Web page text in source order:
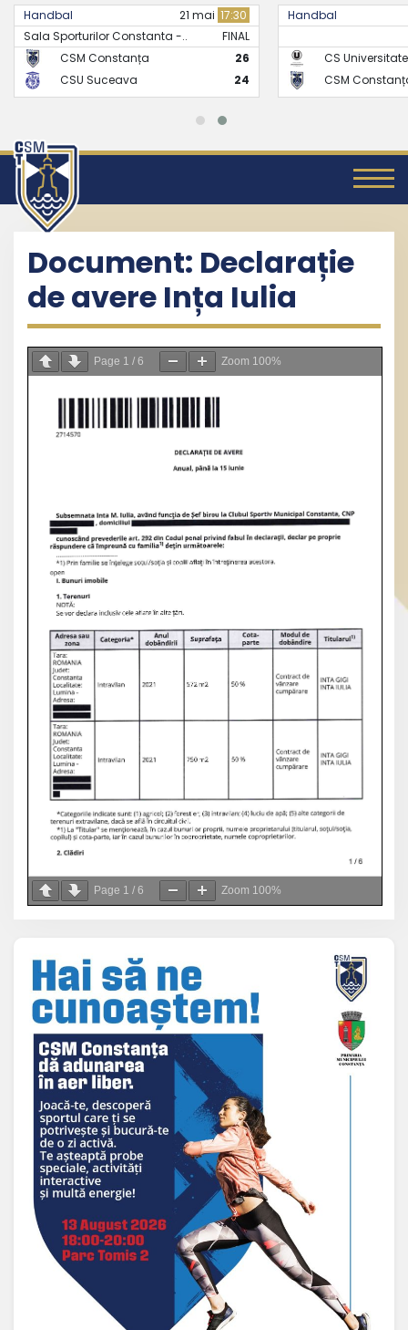
Handbal 21 mai 17:30
Sala Sporturilor Constanta -..
FINAL
CSM Constanța
26
CSU Suceava
24
Handbal
CS
CSM
Document: Declarație
de avere Ința Iulia
Page 1 / 6 Zoom 100%
Page 1 / 6 Zoom 100%